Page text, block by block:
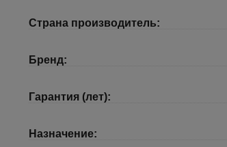
Страна производитель:
Бренд:
Гарантия (лет):
Назначение: